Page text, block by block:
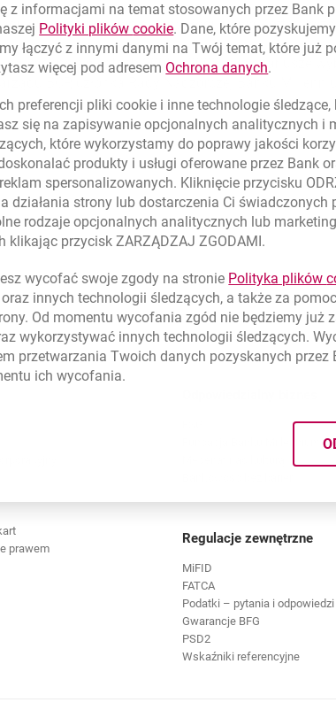
wybrano ponownie Pana Bogusława Kotta,
na kadencje w latach 2005 –2008, akcjonariusze
Znajdź
prawem
Regulacje zewnętrzne
MiFID
FATCA
Podatki – pytania i odpowiedzi
Gwarancje BFG
PSD2
Wskaźniki referencyjne
z informacjami na temat stosowanych przez Bank
Polityki plikówcookielink otwiera się w nowym
. Dane, które
łączyć z innymi danymi na Twój temat, które już
więcej pod adresem Ochrona danychlink
.
preferencji plikicookie i inne technologie
się na zapisywanie opcjonalnych analitycznych
które wykorzystamy do poprawy jakości
produkty i usługi oferowane przez Bank
spersonalizowanych. Kliknięcie przycisku
działania strony lub dostarczenia Ci świadczonych
rodzaje opcjonalnych analitycznych lub
klikając przycisk ZARZĄDZAJ ZGODAMI.
wycofać swoje zgody na stronie Polityka plików
oraz innych technologii śledzących, a także za
Od momentu wycofania zgód nie będziemy już
wykorzystywać innych technologii śledzących.
przetwarzania Twoich danych pozyskanych przez
ich wycofania.
PLIKÓW